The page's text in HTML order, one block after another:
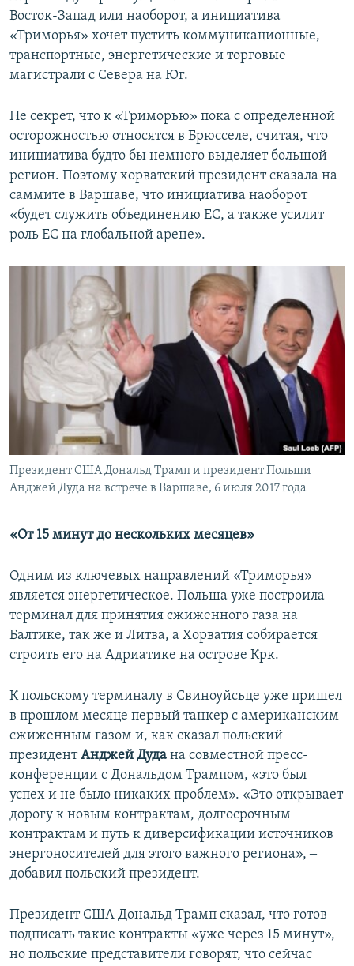
Восток-Запад или наоборот, а инициатива
«Триморья» хочет пустить коммуникационные,
транспортные, энергетические и торговые
магистрали с Севера на Юг.
Не секрет, что к «Триморью» пока с определенной
осторожностью относятся в Брюсселе, считая, что
инициатива будто бы немного выделяет большой
регион. Поэтому хорватский президент сказала на
саммите в Варшаве, что инициатива наоборот
«будет служить объединению ЕС, а также усилит
роль ЕС на глобальной арене».
Президент США Дональд Трамп и президент Польши
Анджей Дуда на встрече в Варшаве, 6 июля 2017 года
«От 15 минут до нескольких месяцев»
Одним из ключевых направлений «Триморья»
является энергетическое. Польша уже построила
терминал для принятия сжиженного газа на
Балтике, так же и Литва, а Хорватия собирается
строить его на Адриатике на острове Крк.
К польскому терминалу в Свиноуйсьце уже пришел
в прошлом месяце первый танкер с американским
сжиженным газом и, как сказал польский
президентАнджей Дуда на совместной пресс-
конференции с Дональдом Трампом, «это был
успех и не было никаких проблем». «Это открывает
дорогу к новым контрактам, долгосрочным
контрактам и путь к диверсификации источников
энергоносителей для этого важного региона», ‒
добавил польский президент.
Президент США Дональд Трамп сказал, что готов
подписать такие контракты «уже через 15 минут»,
но польские представители говорят, что сейчас